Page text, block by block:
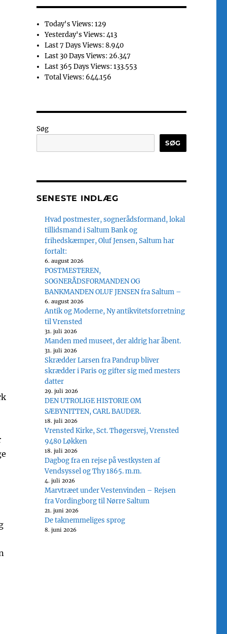
Today's Views:129
Yesterday's Views:413
Last 7 Days Views:8.940
Last 30 Days Views:26.347
Last 365 Days Views:133.553
Total Views: 644.156
Søg
SØG
SENESTE INDLÆG
Hvad postmester, sognerådsformand, lokal
tillidsmand i Saltum Bank og
frihedskæmper, Oluf Jensen, Saltum har
fortalt:
6. august 2026
POSTMESTEREN,
SOGNERÅDSFORMANDEN OG
BANKMANDEN OLUF JENSEN fra Saltum –
6. august 2026
Antik og Moderne, Ny antikvitetsforretning
til Vrensted
31. juli 2026
Manden med museet, der aldrig har åbent.
31. juli 2026
Skrædder Larsen fra Pandrup bliver
skrædder i Paris og gifter sig med mesters
datter
29. juli 2026
DEN UTROLIGE HISTORIE OM
SÆBYNITTEN, CARL BAUDER.
18. juli 2026
Vrensted Kirke, Sct. Thøgersvej, Vrensted
9480 Løkken
18. juli 2026
Dagbog fra en rejse på vestkysten af
Vendsyssel og Thy 1865. m.m.
4. juli 2026
Marvtræet under Vestenvinden – Rejsen
fra Vordingborg til Nørre Saltum
21. juni 2026
De taknemmeliges sprog
8. juni 2026